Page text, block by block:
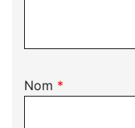
Nom *